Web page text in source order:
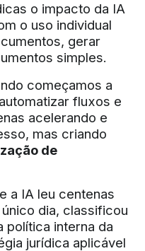
o impacto da IA
o uso individual
gerar
simples.
começamos a
fluxos e
acelerando e
mas criando
de
a IA leu centenas
dia, classificou
política interna da
jurídica aplicável